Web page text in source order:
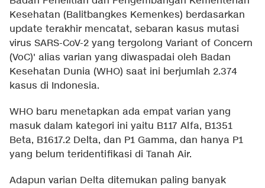
Kesehatan (Balitbangkes Kemenkes) berdasarkan
update terakhir mencatat, sebaran kasus mutasi
virus SARS-CoV-2 yang tergolong Variant of Concern
(VoC)' alias varian yang diwaspadai oleh Badan
Kesehatan Dunia (WHO) saat ini berjumlah 2.374
kasus di Indonesia.
WHO baru menetapkan ada empat varian yang
masuk dalam kategori ini yaitu B117 Alfa, B1351
Beta, B1617.2 Delta, dan P1 Gamma, dan hanya P1
yang belum teridentifikasi di Tanah Air.
Adapun varian Delta ditemukan paling banyak